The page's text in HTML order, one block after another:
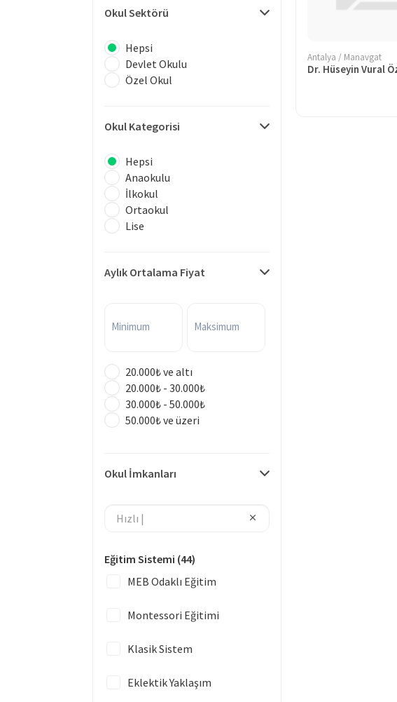
Okul Sektörü
Hepsi
Devlet Okulu
Özel Okul
Okul Kategorisi
Hepsi
Anaokulu
İlkokul
Ortaokul
Lise
Aylık Ortalama Fiyat
Minimum Maksimum
20.000₺ ve altı
20.000₺ - 30.000₺
30.000₺ - 50.000₺
50.000₺ ve üzeri
Okul İmkanları
Eğitim Sistemi (44)
MEB Odaklı Eğitim
Montessori Eğitimi
Klasik Sistem
Eklektik Yaklaşım
Antalya / Manavgat